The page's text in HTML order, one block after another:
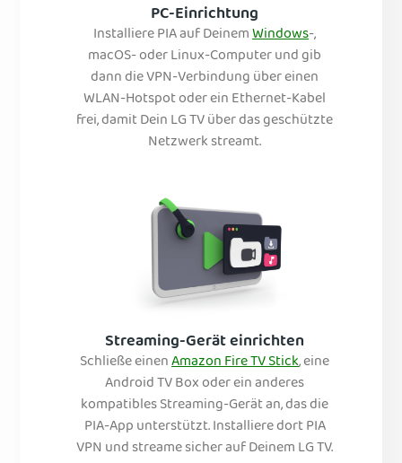
PC-Einrichtung
Installiere PIA auf DeinemWindows-,
macOS- oder Linux-Computer und gib
dann die VPN-Verbindung über einen
WLAN-Hotspot oder ein Ethernet-Kabel
frei, damit Dein LG TV über das geschützte
Netzwerk streamt.
Streaming-Gerät einrichten
Schließe einenAmazon Fire TV Stick, eine
Android TV Box oder ein anderes
kompatibles Streaming-Gerät an, das die
PIA-App unterstützt. Installiere dort PIA
VPN und streame sicher auf Deinem LG TV.